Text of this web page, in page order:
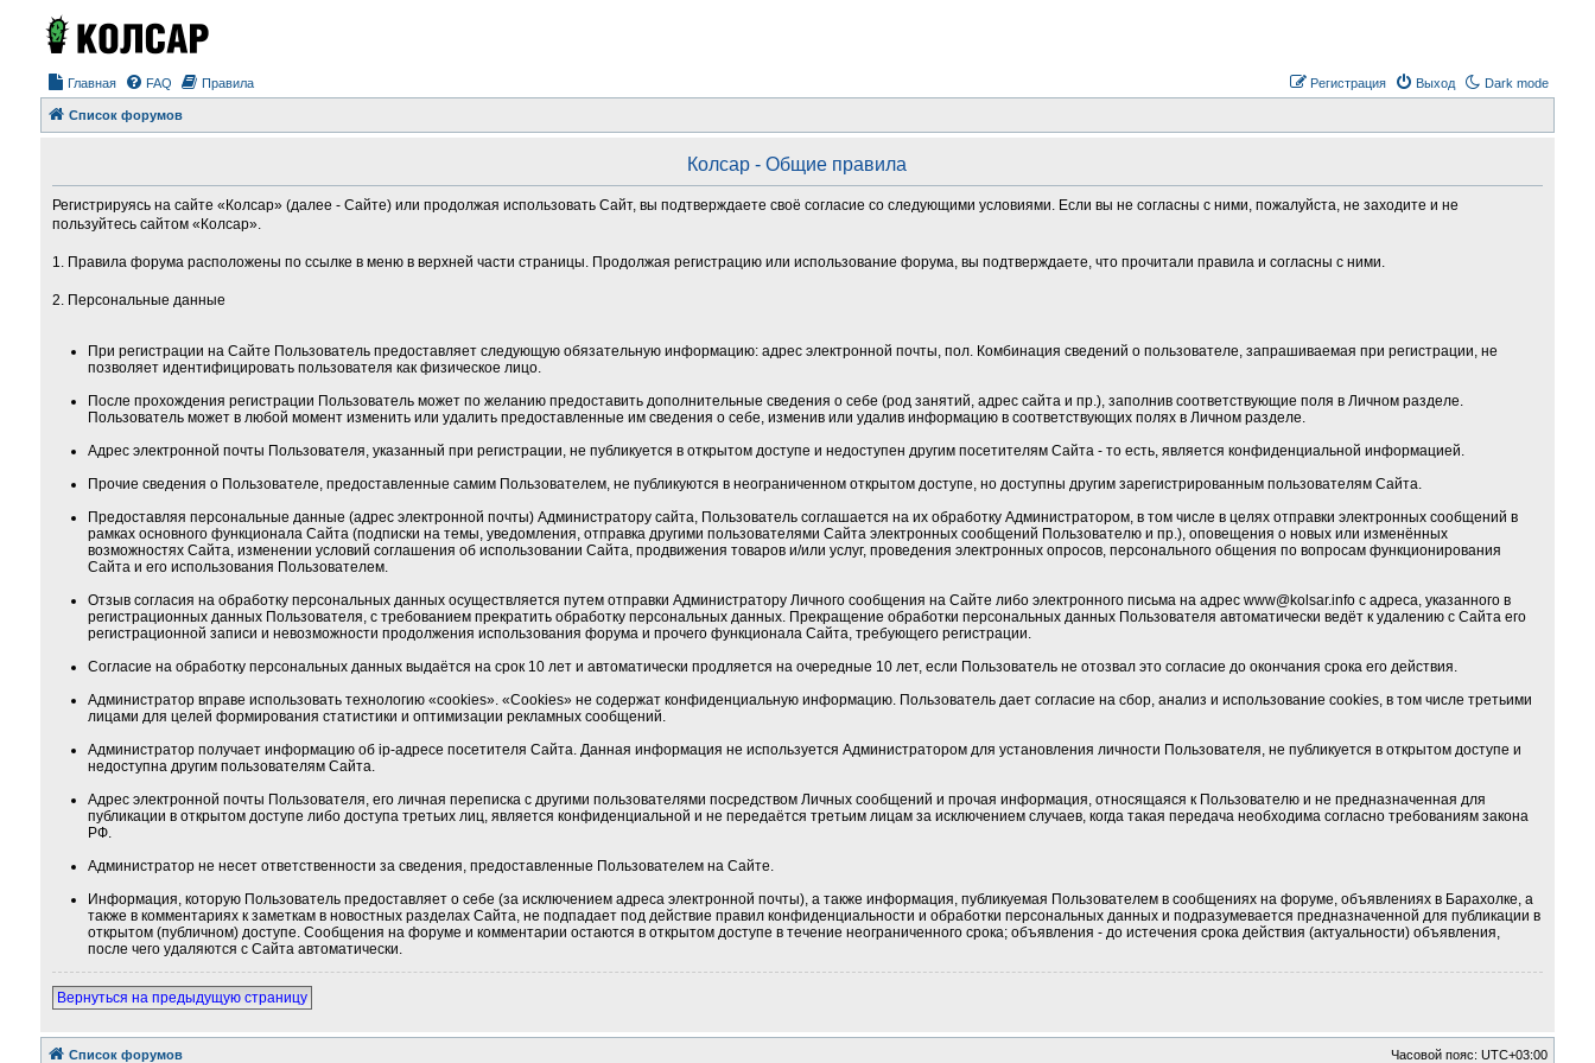
Главная Dark mode
FAQ Правила Выход
Регистрация
Список форумов
Колсар - Общие правила
Регистрируясь на сайте «Колсар» (далее - Сайте) или продолжая использовать Сайт, вы подтверждаете своё согласие со следующими условиями. Если вы не согласны с ними, пожалуйста, не заходите и не
пользуйтесь сайтом «Колсар».
1. Правила форума расположены по ссылке в меню в верхней части страницы. Продолжая регистрацию или использование форума, вы подтверждаете, что прочитали правила и согласны с ними.
2. Персональные данные
При регистрации на Сайте Пользователь предоставляет следующую обязательную информацию: адрес электронной почты, пол. Комбинация сведений о пользователе, запрашиваемая при регистрации, не
позволяет идентифицировать пользователя как физическое лицо.
После прохождения регистрации Пользователь может по желанию предоставить дополнительные сведения о себе (род занятий, адрес сайта и пр.), заполнив соответствующие поля в Личном разделе.
Пользователь может в любой момент изменить или удалить предоставленные им сведения о себе, изменив или удалив информацию в соответствующих полях в Личном разделе.
Адрес электронной почты Пользователя, указанный при регистрации, не публикуется в открытом доступе и недоступен другим посетителям Сайта - то есть, является конфиденциальной информацией.
Прочие сведения о Пользователе, предоставленные самим Пользователем, не публикуются в неограниченном открытом доступе, но доступны другим зарегистрированным пользователям Сайта.
Предоставляя персональные данные (адрес электронной почты) Администратору сайта, Пользователь соглашается на их обработку Администратором, в том числе в целях отправки электронных сообщений в
рамках основного функционала Сайта (подписки на темы, уведомления, отправка другими пользователями Сайта электронных сообщений Пользователю и пр.), оповещения о новых или изменённых
возможностях Сайта, изменении условий соглашения об использовании Сайта, продвижения товаров и/или услуг, проведения электронных опросов, персонального общения по вопросам функционирования
Сайта и его использования Пользователем.
Отзыв согласия на обработку персональных данных осуществляется путем отправки Администратору Личного сообщения на Сайте либо электронного письма на адрес www@kolsar.infoс адреса, указанного в
регистрационных данных Пользователя, с требованием прекратить обработку персональных данных. Прекращение обработки персональных данных Пользователя автоматически ведёт к удалению с Сайта его
регистрационной записи и невозможности продолжения использования форума и прочего функционала Сайта, требующего регистрации.
Согласие на обработку персональных данных выдаётся на срок 10 лет и автоматически продляется на очередные 10 лет, если Пользователь не отозвал это согласие до окончания срока его действия.
Администратор вправе использовать технологию «cookies». «Cookies» не содержат конфиденциальную информацию. Пользователь дает согласие на сбор, анализ и использование cookies, в том числе третьими
лицами для целей формирования статистики и оптимизации рекламных сообщений.
Администратор получает информацию об ip-адресе посетителя Сайта. Данная информация не используется Администратором для установления личности Пользователя, не публикуется в открытом доступе и
недоступна другим пользователям Сайта.
Адрес электронной почты Пользователя, его личная переписка с другими пользователями посредством Личных сообщений и прочая информация, относящаяся к Пользователю и не предназначенная для
публикации в открытом доступе либо доступа третьих лиц, является конфиденциальной и не передаётся третьим лицам за исключением случаев, когда такая передача необходима согласно требованиям закона
РФ.
Администратор не несет ответственности за сведения, предоставленные Пользователем на Сайте.
Информация, которую Пользователь предоставляет о себе (за исключением адреса электронной почты), а также информация, публикуемая Пользователем в сообщениях на форуме, объявлениях в Барахолке, а
также в комментариях к заметкам в новостных разделах Сайта, не подпадает под действие правил конфиденциальности и обработки персональных данных и подразумевается предназначенной для публикации в
открытом (публичном) доступе. Сообщения на форуме и комментарии остаются в открытом доступе в течение неограниченного срока; объявления - до истечения срока действия (актуальности) объявления,
после чего удаляются с Сайта автоматически.
Вернуться на предыдущую страницу
Список форумов Часовой пояс:UTC+03:00